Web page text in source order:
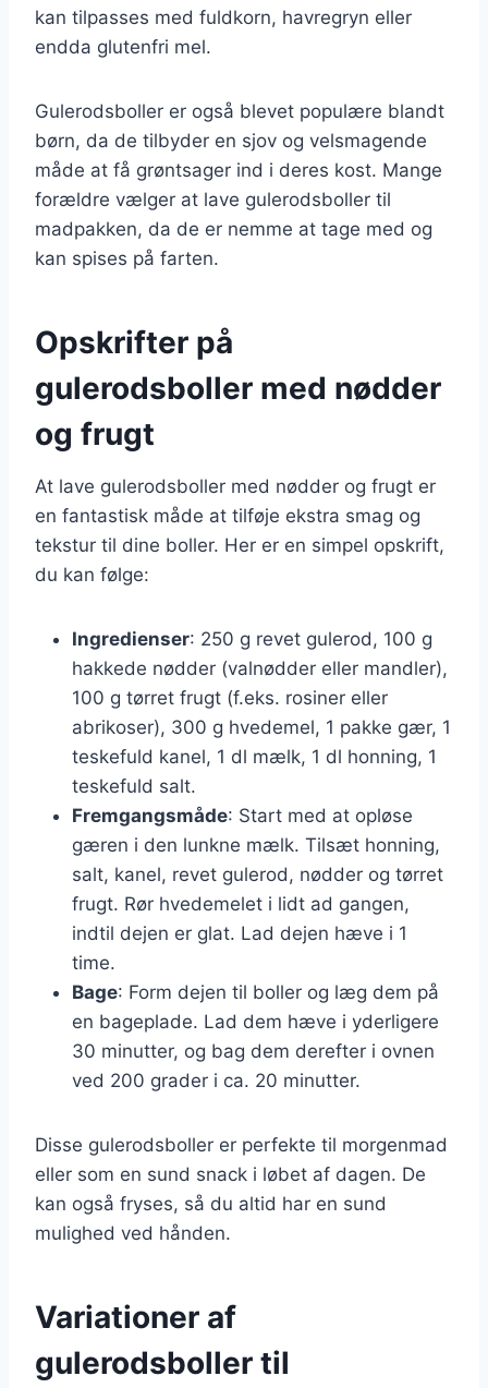
kan tilpasses med fuldkorn, havregryn eller
endda glutenfri mel.
Gulerodsboller er også blevet populære blandt
børn, da de tilbyder en sjov og velsmagende
måde at få grøntsager ind i deres kost. Mange
forældre vælger at lave gulerodsboller til
madpakken, da de er nemme at tage med og
kan spises på farten.
Opskrifter på
gulerodsboller med nødder
og frugt
At lave gulerodsboller med nødder og frugt er
en fantastisk måde at tilføje ekstra smag og
tekstur til dine boller. Her er en simpel opskrift,
du kan følge:
Ingredienser: 250 g revet gulerod, 100 g
hakkede nødder (valnødder eller mandler),
100 g tørret frugt (f.eks. rosiner eller
abrikoser), 300 g hvedemel, 1 pakke gær, 1
teskefuld kanel, 1 dl mælk, 1 dl honning, 1
teskefuld salt.
Fremgangsmåde: Start med at opløse
gæren i den lunkne mælk. Tilsæt honning,
salt, kanel, revet gulerod, nødder og tørret
frugt. Rør hvedemelet i lidt ad gangen,
indtil dejen er glat. Lad dejen hæve i 1
time.
Bage: Form dejen til boller og læg dem på
en bageplade. Lad dem hæve i yderligere
30 minutter, og bag dem derefter i ovnen
ved 200 grader i ca. 20 minutter.
Disse gulerodsboller er perfekte til morgenmad
eller som en sund snack i løbet af dagen. De
kan også fryses, så du altid har en sund
mulighed ved hånden.
Variationer af
gulerodsboller til